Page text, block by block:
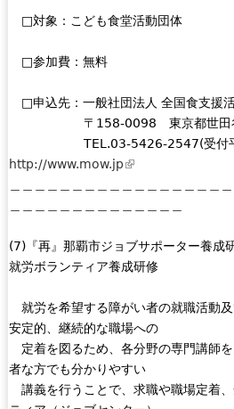
□対象：こども食堂活動団体
□参加費：無料
□申込先：一般社団法人 全国食支援
〒158-0098 東京都世田谷
TEL.03-5426-2547(受付
http://www.mow.jp(
k
i
e
x
t
e
r
(7)『再』那覇市ジョブサポーター養
就労ボランティア養成研修
就労を希望する障がい者の就職活動
安定的、継続的な職場への
定着を図るため、各分野の専門講師
者な方でも分かりやすい
講義を行うことで、求職や職場定着